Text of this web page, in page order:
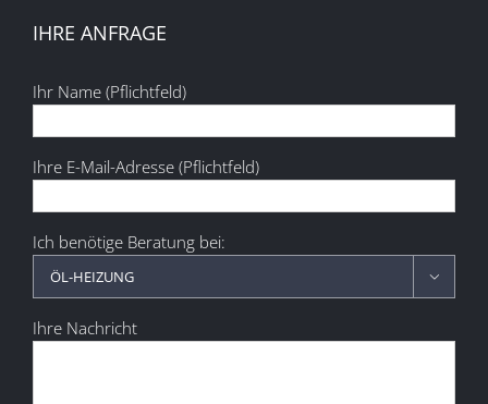
IHRE ANFRAGE
Ihr Name (Pflichtfeld)
Ihre E-Mail-Adresse (Pflichtfeld)
Ich benötige Beratung bei:

Ihre Nachricht